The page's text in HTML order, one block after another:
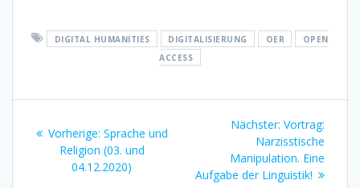
DIGITAL HUMANITIES DIGITALISIERUNG OER
OPEN
ACCESS
Beitragsnavigation
Vorherige: Vorheriger
Beitrag:
Sprache und
Religion (03. und
04.12.2020)
Nächster: Nächster
Beitrag:
Vortrag:
Narzisstische
Manipulation. Eine
Aufgabe der Linguistik!